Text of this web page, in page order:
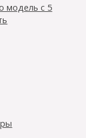
модель с 5